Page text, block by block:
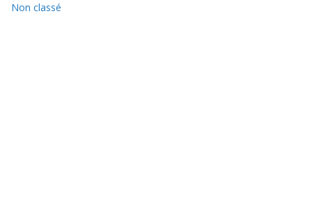
Non classé